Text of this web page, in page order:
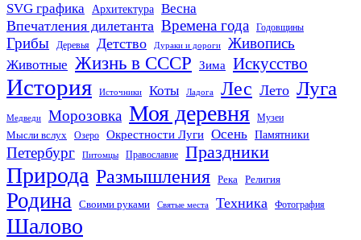
SVG графика Архитектура Весна
Впечатления дилетанта Времена года Годовщины
Грибы Деревья Детство Дураки и дороги Живопись
Животные Жизнь в СССР Зима Искусство
История Источники Коты Ладога Лес Лето Луга
Медведи Морозовка Моя деревня
Музеи
Мысли вслух
Озеро Окрестности Луги Осень Памятники
Петербург Питомцы Православие Праздники
Природа Размышления Река Религия
Родина Своими руками Святые места Техника Фотография
Шалово